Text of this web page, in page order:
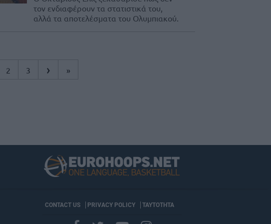
τον ενδιαφέρουν τα στατιστικά του,
αλλά τα αποτελέσματα του Ολυμπιακού.
2 3 › »
CONTACT US PRIVACY POLICY ΤΑΥΤΟΤΗΤΑ